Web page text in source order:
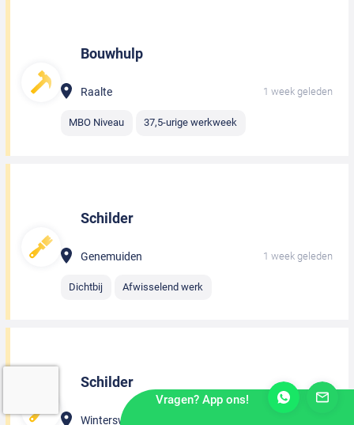
Bouwhulp
Raalte 1 week geleden
MBO Niveau 37,5-urige werkweek
Schilder
Genemuiden 1 week geleden
Dichtbij Afwisselend werk
Schilder
Winterswijk
Vragen? App ons!